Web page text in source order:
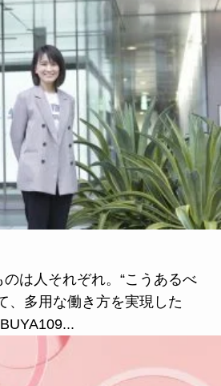
のは人それぞれ。“こうあるべ
、多用な働き方を実現した